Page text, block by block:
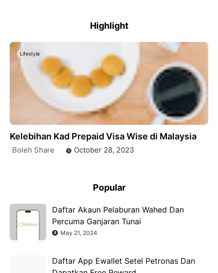
Highlight
Lifestyle
Kelebihan Kad Prepaid Visa Wise di Malaysia
Boleh Share October 28, 2023
Popular
Daftar Akaun Pelaburan Wahed Dan
Percuma Ganjaran Tunai
May 21, 2024
Daftar App Ewallet Setel Petronas Dan